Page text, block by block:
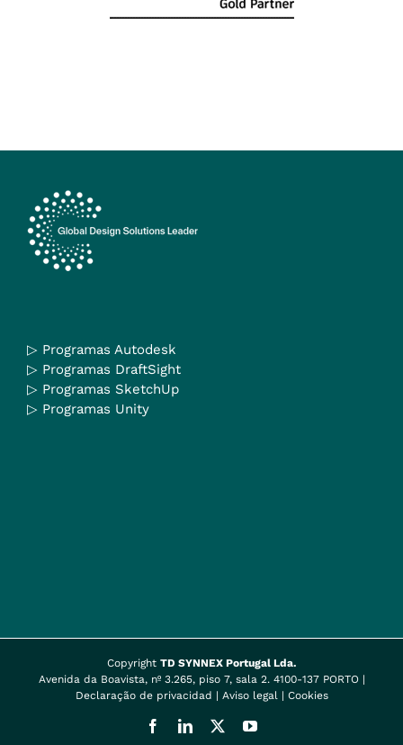
▷ Programas Autodesk
▷ Programas DraftSight
▷ Programas SketchUp
▷ Programas Unity
Copyright TD SYNNEX Portugal Lda.
Avenida da Boavista, nº 3.265, piso 7, sala 2. 4100-137 PORTO |
Declaração de privacidad | Aviso legal| Cookies
FacebookLinkedIn YouTube